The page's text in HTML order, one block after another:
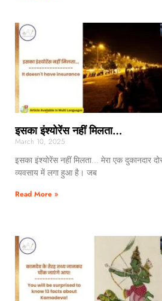
इसका इंश्योरेंस नहीं मिलता…
March 10, 2025
इसका इंश्योरेंस नहीं मिलता… मेरा एक दुकानदार
व्यवसाय में लगा हुआ है। जब
Read More »